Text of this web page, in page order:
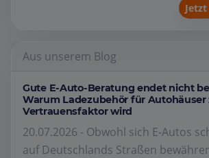
Aus unserem Blog
Gute E-Auto-Beratung endet nicht
Warum Ladezubehör für Autohäuser
Vertrauensfaktor wird
20.07.2026 - Obwohl sich E-Autos
auf Deutschlands Straßen